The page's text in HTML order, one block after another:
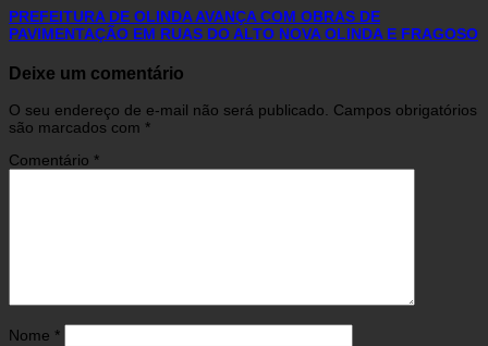
PREFEITURA DE OLINDA AVANÇA COM OBRAS DE
PAVIMENTAÇÃO EM RUAS DO ALTO NOVA OLINDA E FRAGOSO
Deixe um comentário
O seu endereço de e-mail não será publicado. Campos obrigatórios
são marcados com *
Comentário *
Nome *